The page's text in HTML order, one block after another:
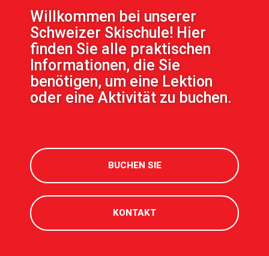
Willkommen bei unserer
Schweizer Skischule! Hier
finden Sie alle praktischen
Informationen, die Sie
benötigen, um eine Lektion
oder eine Aktivität zu buchen.
BUCHEN SIE
KONTAKT